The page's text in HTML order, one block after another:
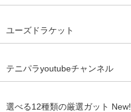
ユーズドラケット
テニパラyoutubeチャンネル
選べる12種類の厳選ガット New!